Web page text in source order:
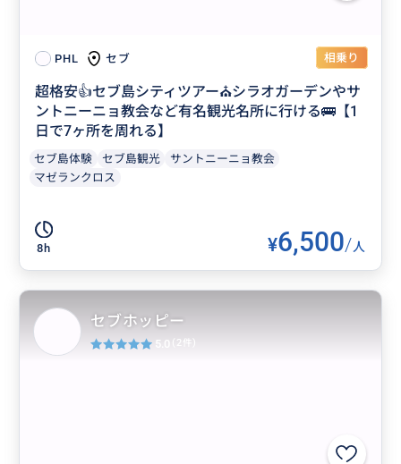
PHL セブ 相乗り
超格安👍セブ島シティツアー⛪シラオガーデンやサ
ントニーニョ教会など有名観光名所に行ける🚌【1
日で7ヶ所を周れる】
セブ島体験 セブ島観光
サントニーニョ教会
マゼランクロス
8h ¥6,500/人
セブホッピー
5.0 (2件)